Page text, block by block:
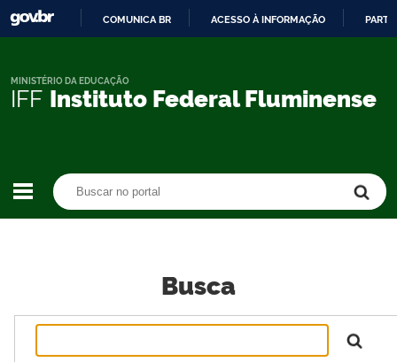
CONTEÚDO
COMUNICA BR ACESSO À INFORMAÇÃO
IFF Instituto Federal Fluminense
MINISTÉRIO DA EDUCAÇÃO
Busca